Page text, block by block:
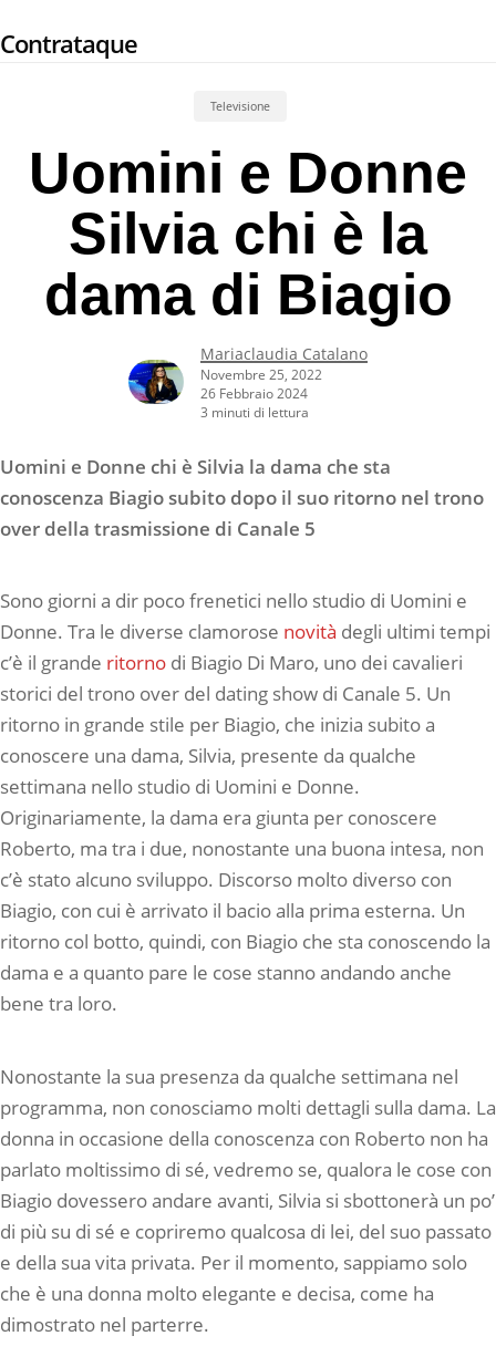
to
Contrataque
Televisione
Uomini e Donne
Silvia chi è la
dama di Biagio
Mariaclaudia Catalano
Novembre 25, 2022
26 Febbraio 2024
3 minuti di lettura
Uomini e Donne chi è Silvia la dama che sta
conoscenza Biagio subito dopo il suo ritorno nel trono
over della trasmissione di Canale 5
Sono giorni a dir poco frenetici nello studio di Uomini e
Donne. Tra le diverse clamorose novità degli ultimi tempi
c’è il grande ritorno di Biagio Di Maro, uno dei cavalieri
storici del trono over del dating show di Canale 5. Un
ritorno in grande stile per Biagio, che inizia subito a
conoscere una dama, Silvia, presente da qualche
settimana nello studio di Uomini e Donne.
Originariamente, la dama era giunta per conoscere
Roberto, ma tra i due, nonostante una buona intesa, non
c’è stato alcuno sviluppo. Discorso molto diverso con
Biagio, con cui è arrivato il bacio alla prima esterna. Un
ritorno col botto, quindi, con Biagio che sta conoscendo la
dama e a quanto pare le cose stanno andando anche
bene tra loro.
Nonostante la sua presenza da qualche settimana nel
programma, non conosciamo molti dettagli sulla dama. La
donna in occasione della conoscenza con Roberto non ha
parlato moltissimo di sé, vedremo se, qualora le cose con
Biagio dovessero andare avanti, Silvia si sbottonerà un po’
di più su di sé e copriremo qualcosa di lei, del suo passato
e della sua vita privata. Per il momento, sappiamo solo
che è una donna molto elegante e decisa, come ha
dimostrato nel parterre.